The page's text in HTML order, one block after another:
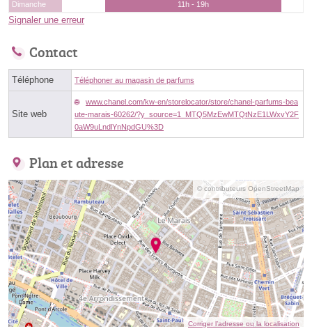
Dimanche
11h - 19h
Signaler une erreur
Contact
Téléphone Téléphoner au magasin de parfums
Site web
www.chanel.com/kw-en/storelocator/store/chanel-parfums-bea
ute-marais-60262/?y_source=1_MTQ5MzEwMTQtNzE1LWxvY2F
0aW9uLndlYnNpdGU%3D
Plan et adresse
© contributeurs OpenStreetMap
Corriger l’adresse ou la localisation